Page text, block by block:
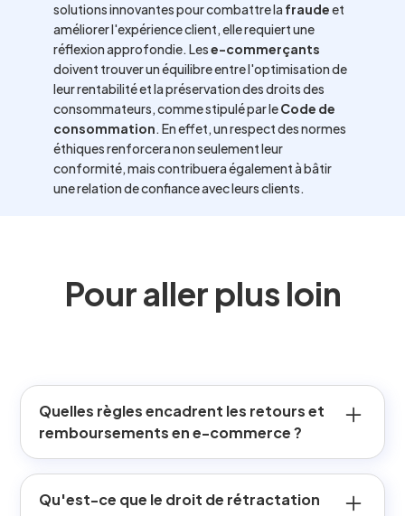
solutions innovantes pour combattre la fraudeet
améliorer l'expérience client, elle requiert une
réflexion approfondie. Lese-commerçants
doivent trouver un équilibre entre l'optimisation de
leur rentabilité et la préservation des droits des
consommateurs, comme stipulé par leCode de
consommation. En effet, un respect des normes
éthiques renforcera non seulement leur
conformité, mais contribuera également à bâtir
une relation de confiance avec leurs clients.
Pour aller plus loin
Quelles règles encadrent les retours et
remboursements en e-commerce ?
rétractation issu de la loi Hamon. Les e-commerçants
Qu'est-ce que le droit de rétractation